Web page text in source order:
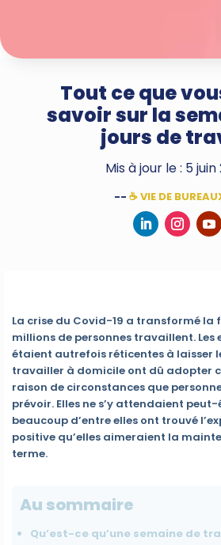
Tout ce que
savoir sur la
jours de
Mis à jour le : 5 juin
--☕ VIE DE
La crise du Covid-19 a transformé la
millions de personnes travaillent. Les
étaient autrefois réticentes à laisser
travailler à domicile ont dû adopter
raison de circonstances que
prévoir. Elles ne s’y attendaient
beaucoup d’entre elles ont trouvé
positive qu’elles aimeraient la
terme.
Au sommaire
Qu’est-ce qu’une semaine de